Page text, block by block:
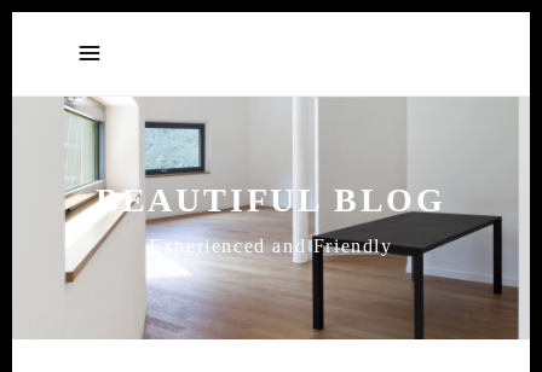
BEAUTIFUL BLOG
Experienced and Friendly